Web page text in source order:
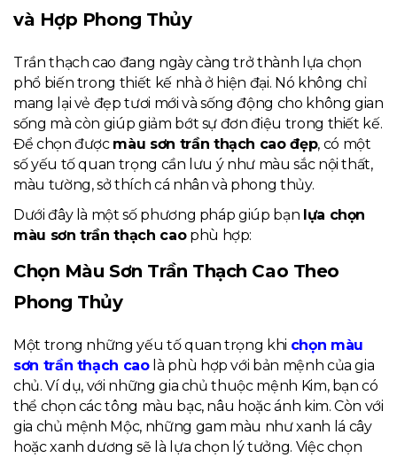
và Hợp Phong Thủy
Trần thạch cao đang ngày càng trở thành lựa chọn
phổ biến trong thiết kế nhà ở hiện đại. Nó không chỉ
mang lại vẻ đẹp tươi mới và sống động cho không gian
sống mà còn giúp giảm bớt sự đơn điệu trong thiết kế.
Để chọn được màu sơn trần thạch cao đẹp, có một
số yếu tố quan trọng cần lưu ý như màu sắc nội thất,
màu tường, sở thích cá nhân và phong thủy.
Dưới đây là một số phương pháp giúp bạn lựa chọn
màu sơn trần thạch caophù hợp:
Chọn Màu Sơn Trần Thạch Cao Theo
Phong Thủy
Một trong những yếu tố quan trọng khi chọn màu
sơn trần thạch caolà phù hợp với bản mệnh của gia
chủ. Ví dụ, với những gia chủ thuộc mệnh Kim, bạn có
thể chọn các tông màu bạc, nâu hoặc ánh kim. Còn với
gia chủ mệnh Mộc, những gam màu như xanh lá cây
hoặc xanh dương sẽ là lựa chọn lý tưởng. Việc chọn